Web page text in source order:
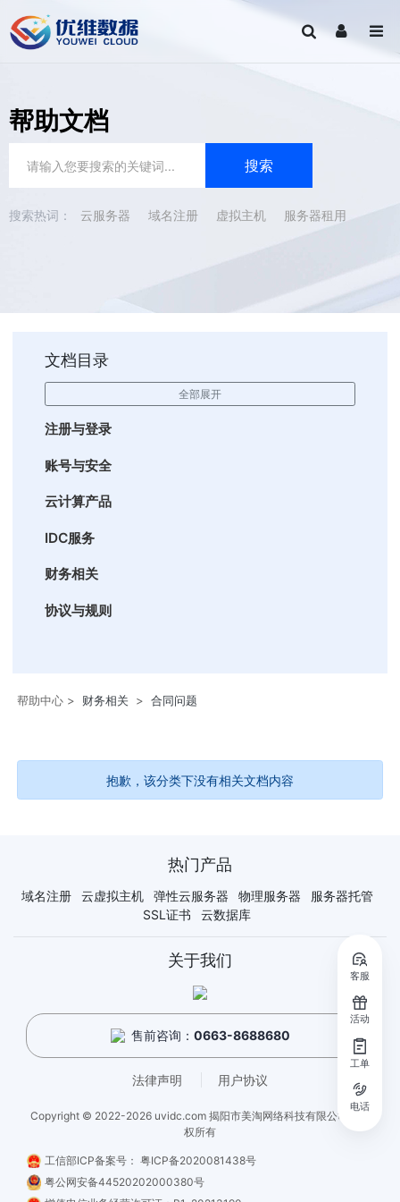
帮助文档
云服务器 域名注册 虚拟主机 服务器租用
文档目录
全部展开
注册与登录
账号与安全
云计算产品
IDC服务
财务相关
协议与规则
帮助中心 > 财务相关 > 合同问题
抱歉，该分类下没有相关文档内容
热门产品
域名注册 云虚拟主机 弹性云服务器 物理服务器
服务器托管
SSL证书
云数据库
关于我们
售前咨询： 0663-8688680
法律声明 用户协议
Copyright © 2022-2026 uvidc.com 揭阳市美淘网络科技有限公司 - 版
权所有
工信部ICP备案号： 粤ICP备2020081438号
粤公网安备44520202000380号
客服
活动
工单
电话